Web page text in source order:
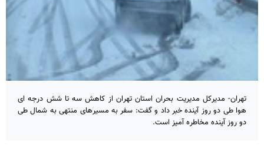
تهران- مدیرکل مدیریت بحران استان تهران از کاهش سه تا شش درجه ای
هوا طی دو روز آینده خبر داد و گفت: سفر به مسیرهای منتهی به شمال طی
دو روز آینده مخاطره آمیز است.